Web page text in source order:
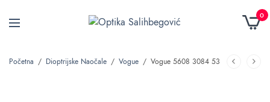
0
Početna / Dioptrijske Naočale / Vogue / Vogue 5608 3084 53